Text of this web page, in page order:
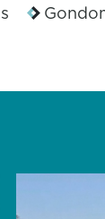
s
o
s
d